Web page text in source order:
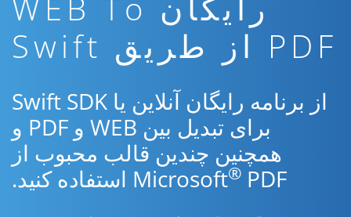
PDF از طریق Swift
از برنامه رایگان آنلاین یا Swift SDK
برای تبدیل بین WEB و PDF و
همچنین چندین قالب محبوب از
Microsoft® PDF استفاده کنید.